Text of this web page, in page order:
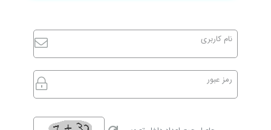
نام کاربری
رمز عبور